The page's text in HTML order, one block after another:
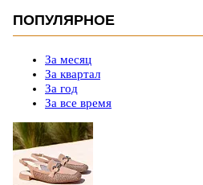
ПОПУЛЯРНОЕ
За месяц
За квартал
За год
За все время